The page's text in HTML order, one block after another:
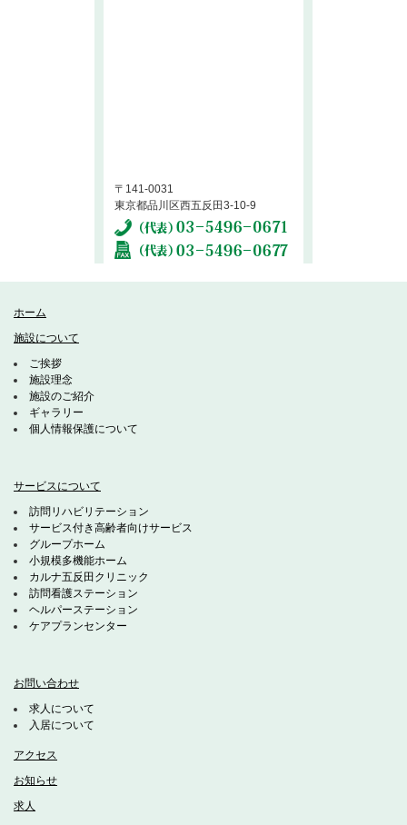
〒141-0031
東京都品川区西五反田3-10-9
ホーム
施設について
ご挨拶
施設理念
施設のご紹介
ギャラリー
個人情報保護について
サービスについて
訪問リハビリテーション
サービス付き高齢者向けサービス
グループホーム
小規模多機能ホーム
カルナ五反田クリニック
訪問看護ステーション
ヘルパーステーション
ケアプランセンター
お問い合わせ
求人について
入居について
アクセス
お知らせ
求人